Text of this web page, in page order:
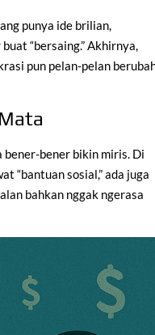
punya ide brilian,
“bersaing.” Akhirnya,
pun pelan-pelan
bener-bener bikin miris. Di
“bantuan sosial,” ada juga
bahkan nggak ngerasa